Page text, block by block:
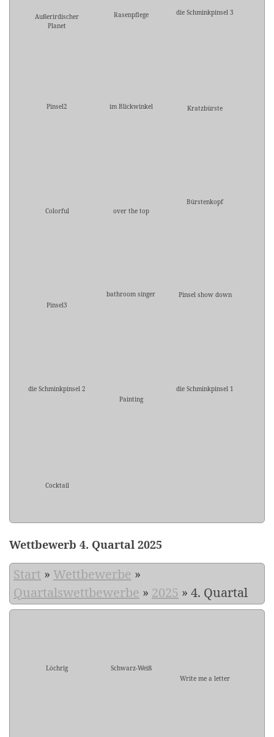
Außerirdischer
Planet
Rasenpflege die Schminkpinsel 3
Pinsel2 im Blickwinkel Kratzbürste
Colorful over the top
Bürstenkopf
Pinsel3
bathroom singer Pinsel show down
die Schminkpinsel 2
Painting
die Schminkpinsel 1
Cocktail
Wettbewerb 4. Quartal 2025
Start » Wettbewerbe »
Quartalswettbewerbe » 2025 » 4. Quartal
Löchrig
Schwarz-Weiß
Write me a letter